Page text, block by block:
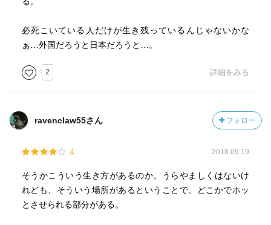
必死こいている人だけが生き残っているんじゃないかな
ぁ…外国だろうと日本だろうと…。
2 詳細をみる
ravenclaw55さん フォロー
4 2018.09.19
そうかこういう生き方があるのか。うらやましくはないけ
れども、そういう場所があるということで、どこかでホッ
とさせられる部分がある。